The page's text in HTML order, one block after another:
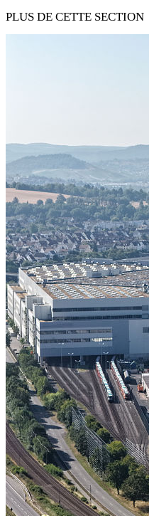
PLUS DE CETTE SECTION